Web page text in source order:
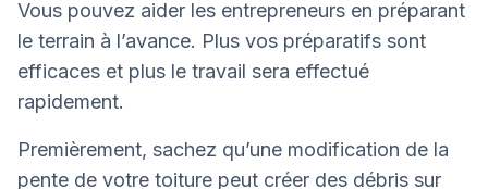
Vous pouvez aider les entrepreneurs en préparant
le terrain à l’avance. Plus vos préparatifs sont
efficaces et plus le travail sera effectué
rapidement.
Premièrement, sachez qu’une modification de la
pente de votre toiture peut créer des débris sur